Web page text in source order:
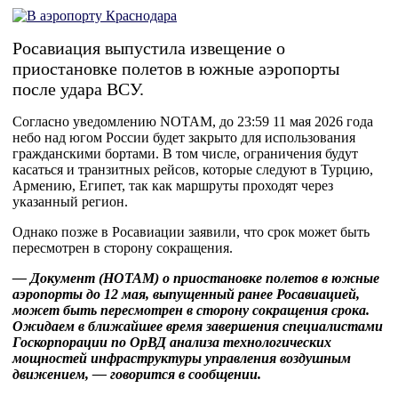
Росавиация выпустила извещение о
приостановке полетов в южные аэропорты
после удара ВСУ.
Согласно уведомлению NOTAM, до 23:59 11 мая 2026 года
небо над югом России будет закрыто для использования
гражданскими бортами. В том числе, ограничения будут
касаться и транзитных рейсов, которые следуют в Турцию,
Армению, Египет, так как маршруты проходят через
указанный регион.
Однако позже в Росавиации заявили, что срок может быть
пересмотрен в сторону сокращения.
— Документ (НОТАМ) о приостановке полетов в южные
аэропорты до 12 мая, выпущенный ранее Росавиацией,
может быть пересмотрен в сторону сокращения срока.
Ожидаем в ближайшее время завершения специалистами
Госкорпорации по ОрВД анализа технологических
мощностей инфраструктуры управления воздушным
движением, — говорится в сообщении.